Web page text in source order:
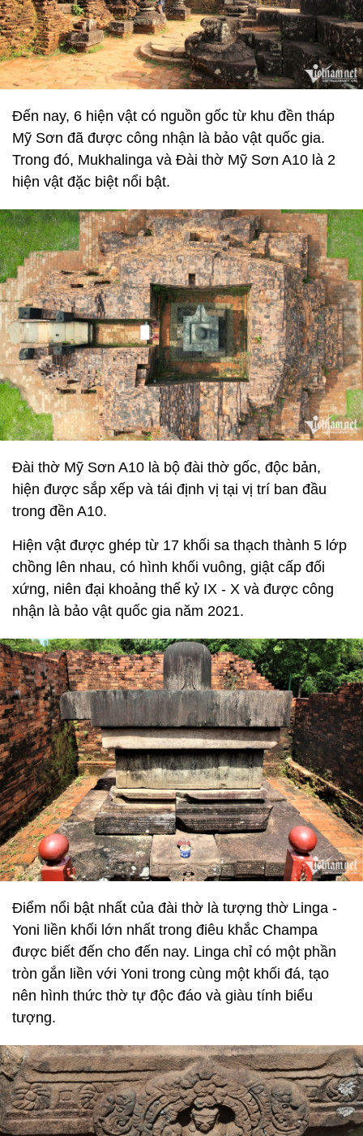
Đến nay, 6 hiện vật có nguồn gốc từ khu đền tháp
Mỹ Sơn đã được công nhận là bảo vật quốc gia.
Trong đó, Mukhalinga và Đài thờ Mỹ Sơn A10 là 2
hiện vật đặc biệt nổi bật.
Đài thờ Mỹ Sơn A10 là bộ đài thờ gốc, độc bản,
hiện được sắp xếp và tái định vị tại vị trí ban đầu
trong đền A10.
Hiện vật được ghép từ 17 khối sa thạch thành 5 lớp
chồng lên nhau, có hình khối vuông, giật cấp đối
xứng, niên đại khoảng thế kỷ IX - X và được công
nhận là bảo vật quốc gia năm 2021.
Điểm nổi bật nhất của đài thờ là tượng thờ Linga -
Yoni liền khối lớn nhất trong điêu khắc Champa
được biết đến cho đến nay. Linga chỉ có một phần
tròn gắn liền với Yoni trong cùng một khối đá, tạo
nên hình thức thờ tự độc đáo và giàu tính biểu
tượng.